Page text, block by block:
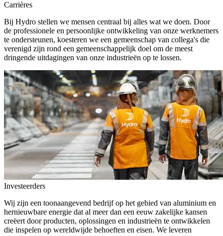
Carrières
Bij Hydro stellen we mensen centraal bij alles wat we doen. Door
de professionele en persoonlijke ontwikkeling van onze werknemers
te ondersteunen, koesteren we een gemeenschap van collega's die
verenigd zijn rond een gemeenschappelijk doel om de meest
dringende uitdagingen van onze industrieën op te lossen.
Investeerders
Wij zijn een toonaangevend bedrijf op het gebied van aluminium en
hernieuwbare energie dat al meer dan een eeuw zakelijke kansen
creëert door producten, oplossingen en industrieën te ontwikkelen
die inspelen op wereldwijde behoeften en eisen. We leveren